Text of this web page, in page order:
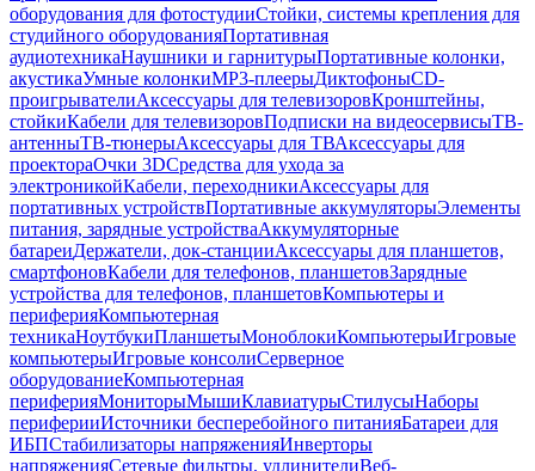
оборудования для фотостудииСтойки, системы крепления для
студийного оборудованияПортативная
аудиотехникаНаушники и гарнитурыПортативные колонки,
акустикаУмные колонкиMP3-плеерыДиктофоныCD-
проигрывателиАксессуары для телевизоровКронштейны,
стойкиКабели для телевизоровПодписки на видеосервисыТВ-
антенныТВ-тюнерыАксессуары для ТВАксессуары для
проектораОчки 3DСредства для ухода за
электроникойКабели, переходникиАксессуары для
портативных устройствПортативные аккумуляторыЭлементы
питания, зарядные устройстваАккумуляторные
батареиДержатели, док-станцииАксессуары для планшетов,
смартфоновКабели для телефонов, планшетовЗарядные
устройства для телефонов, планшетовКомпьютеры и
периферияКомпьютерная
техникаНоутбукиПланшетыМоноблокиКомпьютерыИгровые
компьютерыИгровые консолиСерверное
оборудованиеКомпьютерная
периферияМониторыМышиКлавиатурыСтилусыНаборы
периферииИсточники бесперебойного питанияБатареи для
ИБПСтабилизаторы напряженияИнверторы
напряженияСетевые фильтры, удлинителиВеб-